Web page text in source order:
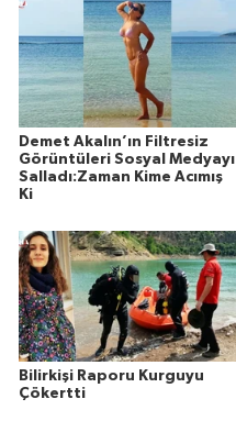
Demet Akalın’ın Filtresiz
Görüntüleri Sosyal Medyayı
Salladı:Zaman Kime Acımış
Ki
Bilirkişi Raporu Kurguyu
Çökertti